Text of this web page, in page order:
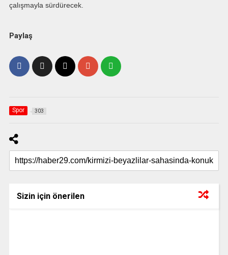
çalışmayla sürdürecek.
Paylaş
Spor 303
Sizin için önerilen